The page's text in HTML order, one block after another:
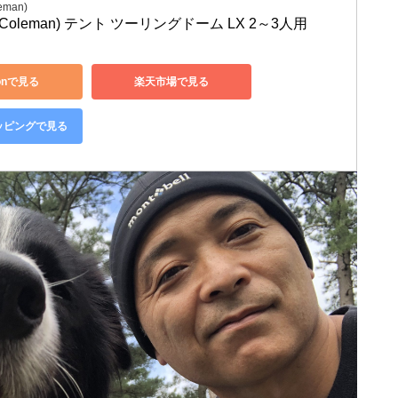
テント ツーリングドーム LX 2～3人用
で見る 楽天市場で見る
ングで見る